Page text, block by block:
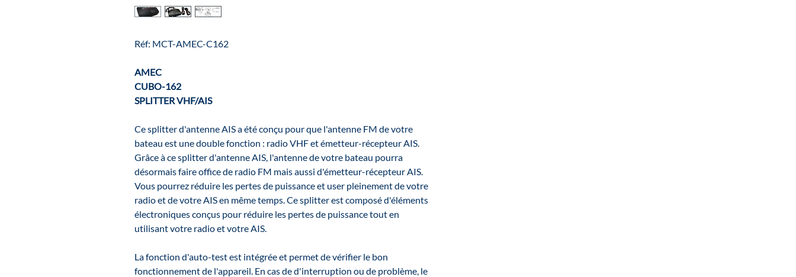
Réf: MCT-AMEC-C162
AMEC
CUBO-162
SPLITTER VHF/AIS
Ce splitter d'antenne AIS a été conçu pour que l'antenne FM de votre
bateau est une double fonction : radio VHF et émetteur-récepteur AIS.
Grâce à ce splitter d'antenne AIS, l'antenne de votre bateau pourra
désormais faire office de radio FM mais aussi d'émetteur-récepteur AIS.
Vous pourrez réduire les pertes de puissance et user pleinement de votre
radio et de votre AIS en même temps. Ce splitter est composé d'éléments
électroniques conçus pour réduire les pertes de puissance tout en
utilisant votre radio et votre AIS.
La fonction d'auto-test est intégrée et permet de vérifier le bon
fonctionnement de l'appareil. En cas de d'interruption ou de problème, le